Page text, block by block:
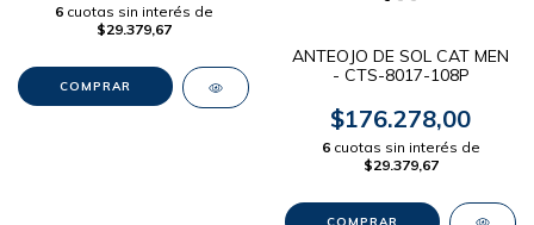
6 cuotas sin interés de
$29.379,67
ANTEOJO DE SOL CAT MEN
- CTS-8017-108P
$176.278,00
6 cuotas sin interés de
$29.379,67